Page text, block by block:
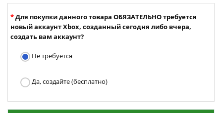
Для покупки данного товара ОБЯЗАТЕЛЬНО требуется
новый аккаунт Xbox, созданный сегодня либо вчера,
создать вам аккаунт?
Не требуется
Да, создайте (бесплатно)